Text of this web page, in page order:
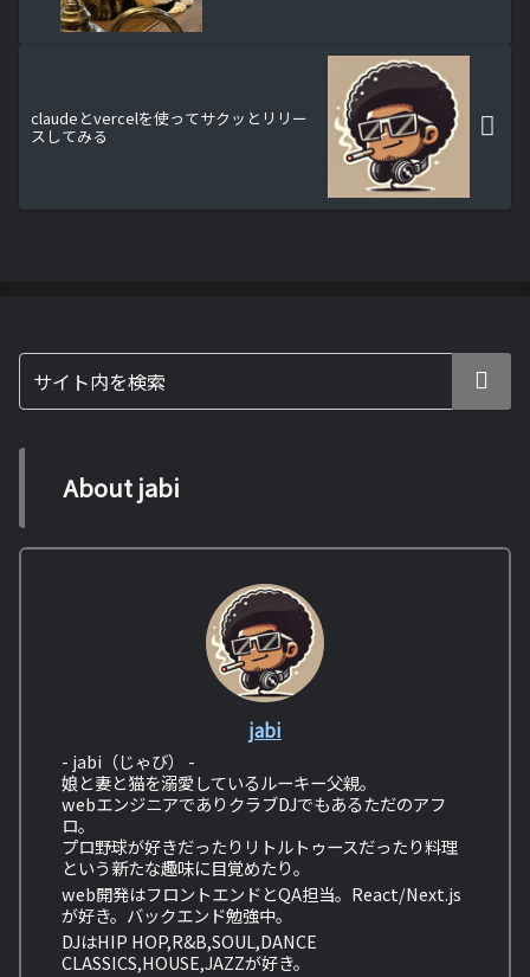
claudeとvercelを使ってサクッとリリー
スしてみる
About jabi
jabi
- jabi（じゃび） -
娘と妻と猫を溺愛しているルーキー父親。
webエンジニアでありクラブDJでもあるただのアフ
ロ。
プロ野球が好きだったりリトルトゥースだったり料理
という新たな趣味に目覚めたり。
web開発はフロントエンドとQA担当。React/Next.js
が好き。バックエンド勉強中。
DJはHIP HOP,R&B,SOUL,DANCE
CLASSICS,HOUSE,JAZZが好き。